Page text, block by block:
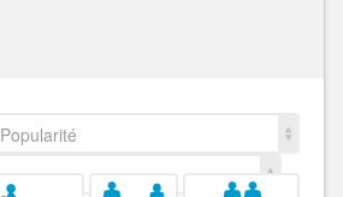
Popularité